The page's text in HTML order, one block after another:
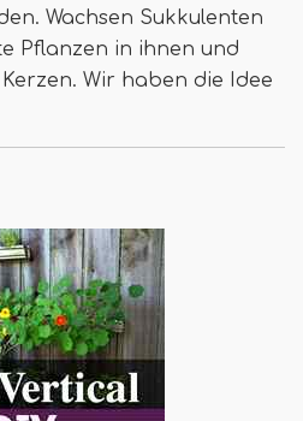
Wachsen Sukkulenten
Pflanzen in ihnen und
Wir haben die Idee